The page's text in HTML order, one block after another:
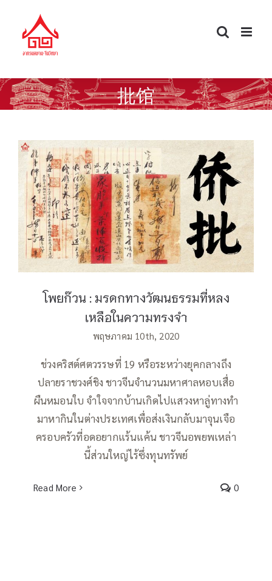
content
批馆
โพยก๊วน : มรดกทางวัฒนธรรมที่หลงเหลือ
ในความทรงจำ
โพยก๊วน : มรดกทางวัฒนธรรมที่หลง
เหลือในความทรงจำ
พฤษภาคม 10th, 2020
ช่วงคริสต์ศตวรรษที่ 19 หรือระหว่างยุคกลางถึง
ปลายราชวงศ์ชิง ชาวจีนจำนวนมหาศาลหอบเสื่อ
ผืนหมอนใบ จำใจจากบ้านเกิดไปแสวงหาลู่ทางทำ
มาหากินในต่างประเทศเพื่อส่งเงินกลับมาจุนเจือ
ครอบครัวที่อดอยากแร้นแค้น ชาวจีนอพยพเหล่า
นี้ส่วนใหญ่ไร้ซึ่งทุนทรัพย์
Read More 0